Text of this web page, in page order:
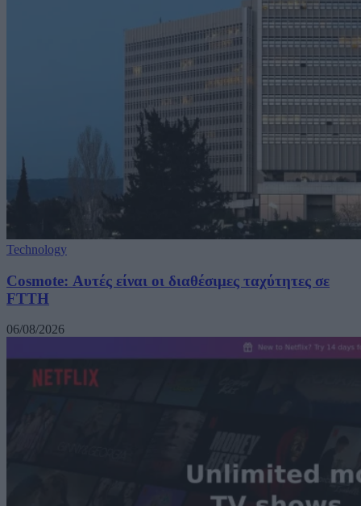
Technology
Cosmote: Αυτές είναι οι διαθέσιμες ταχύτητες σε
FTTH
06/08/2026